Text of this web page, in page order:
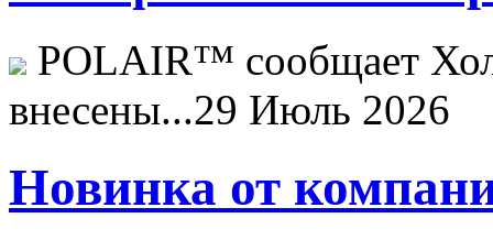
POLAIR™ сообщает
внесены...29 Июль 2026
Новинка от